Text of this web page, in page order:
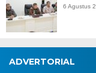
6 Agustus
ADVERTORIAL